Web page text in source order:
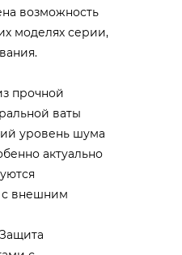
возможность
моделях серии,
прочной
ваты
уровень шума
актуально
с внешним